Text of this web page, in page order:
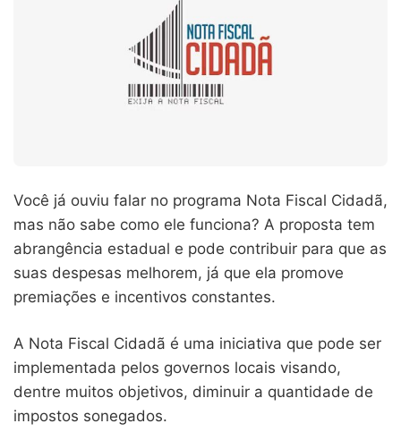
Você já ouviu falar no programa Nota Fiscal Cidadã,
mas não sabe como ele funciona? A proposta tem
abrangência estadual e pode contribuir para que as
suas despesas melhorem, já que ela promove
premiações e incentivos constantes.
A Nota Fiscal Cidadã é uma iniciativa que pode ser
implementada pelos governos locais visando,
dentre muitos objetivos, diminuir a quantidade de
impostos sonegados.